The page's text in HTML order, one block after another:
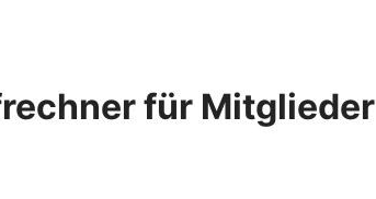
für Mitglieder